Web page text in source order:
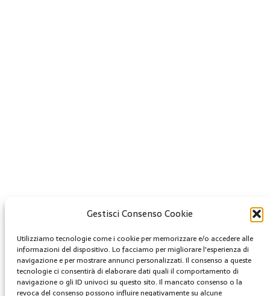
Gestisci Consenso Cookie
Utilizziamo tecnologie come i cookie per memorizzare e/o accedere alle
informazioni del dispositivo. Lo facciamo per migliorare l'esperienza di
navigazione e per mostrare annunci personalizzati. Il consenso a queste
tecnologie ci consentirà di elaborare dati quali il comportamento di
navigazione o gli ID univoci su questo sito. Il mancato consenso o la
revoca del consenso possono influire negativamente su alcune
Questa opera è concessa in licenza con i termini
CC BY 4.0